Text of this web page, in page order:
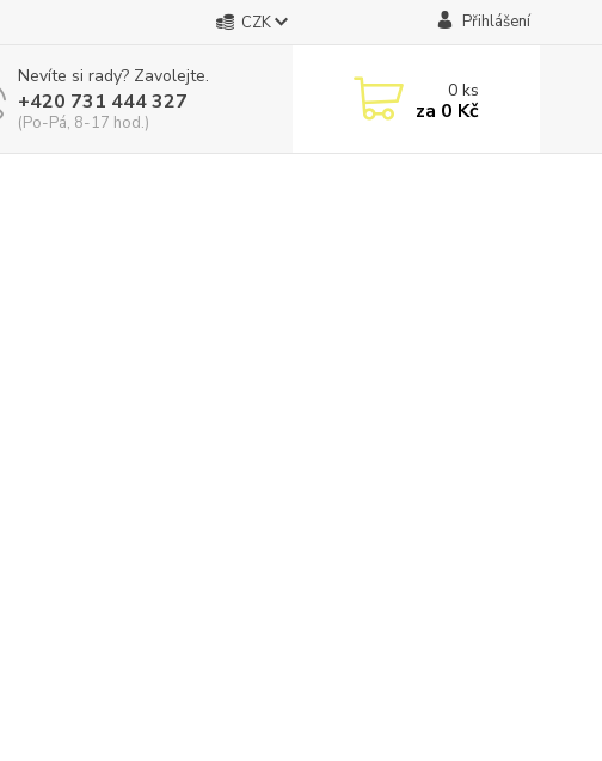
CZK Přihlášení
Nevíte si rady? Zavolejte.
+420 731 444 327
(Po-Pá, 8-17 hod.)
0ks
za 0 Kč